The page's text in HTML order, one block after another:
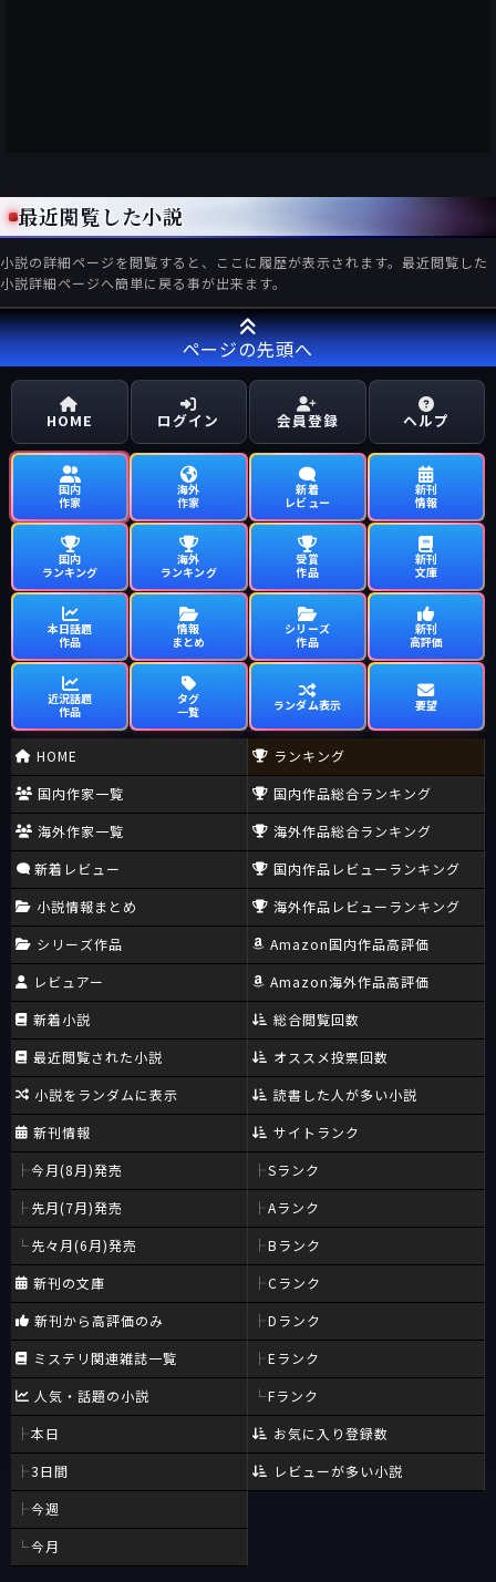
最近閲覧した小説
小説の詳細ページを閲覧すると、ここに履歴が表示されます。最近閲覧した
小説詳細ページへ簡単に戻る事が出来ます。
ページの先頭へ
HOME ログイン 会員登録 ヘルプ
国内
作家
海外
作家
新着
レビュー
新刊
情報
国内
ランキング
海外
ランキング
受賞
作品
新刊
文庫
本日話題
作品
情報
まとめ
シリーズ
作品
新刊
高評価
近況話題
作品
タグ
一覧
ランダム表示 要望
HOME
国内作家一覧
海外作家一覧
新着レビュー
小説情報まとめ
シリーズ作品
レビュアー
新着小説
最近閲覧された小説
小説をランダムに表示
新刊情報
今月(8月)発売
先月(7月)発売
先々月(6月)発売
新刊の文庫
新刊から高評価のみ
ミステリ関連雑誌一覧
人気・話題の小説
本日
3日間
今週
今月
ランキング
国内作品総合ランキング
海外作品総合ランキング
国内作品レビューランキング
海外作品レビューランキング
Amazon国内作品高評価
Amazon海外作品高評価
総合閲覧回数
オススメ投票回数
読書した人が多い小説
サイトランク
Sランク
Aランク
Bランク
Cランク
Dランク
Eランク
Fランク
お気に入り登録数
レビューが多い小説